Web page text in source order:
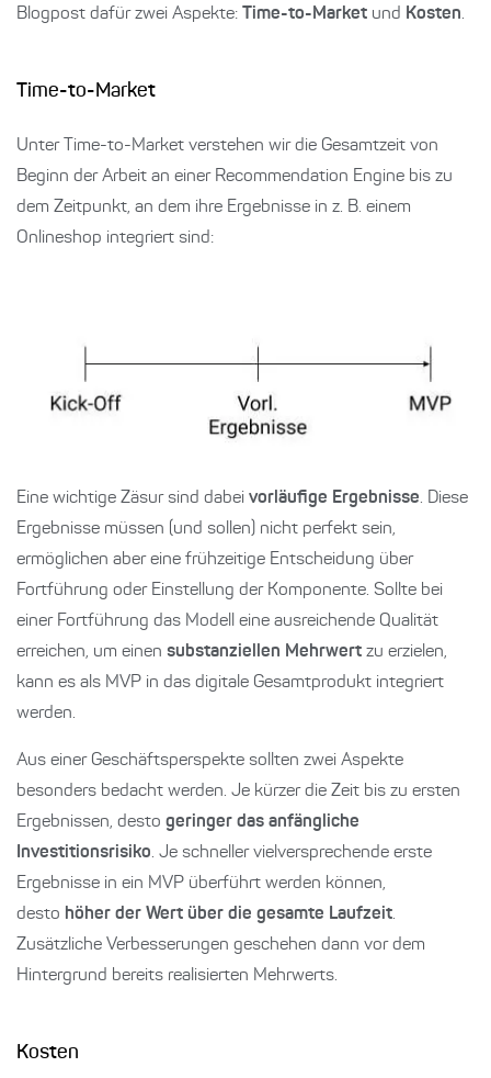
Blogpost dafür zwei Aspekte: Time-to-Market und Kosten.
Time-to-Market
Unter Time-to-Market verstehen wir die Gesamtzeit von
Beginn der Arbeit an einer Recommendation Engine bis zu
dem Zeitpunkt, an dem ihre Ergebnisse in z. B. einem
Onlineshop integriert sind:
Eine wichtige Zäsur sind dabei vorläufige Ergebnisse. Diese
Ergebnisse müssen (und sollen) nicht perfekt sein,
ermöglichen aber eine frühzeitige Entscheidung über
Fortführung oder Einstellung der Komponente. Sollte bei
einer Fortführung das Modell eine ausreichende Qualität
erreichen, um einen substanziellen Mehrwert zu erzielen,
kann es als MVP in das digitale Gesamtprodukt integriert
werden.
Aus einer Geschäftsperspekte sollten zwei Aspekte
besonders bedacht werden. Je kürzer die Zeit bis zu ersten
Ergebnissen, desto geringer das anfängliche
Investitionsrisiko. Je schneller vielversprechende erste
Ergebnisse in ein MVP überführt werden können,
desto höher der Wert über die gesamte Laufzeit.
Zusätzliche Verbesserungen geschehen dann vor dem
Hintergrund bereits realisierten Mehrwerts.
Kosten